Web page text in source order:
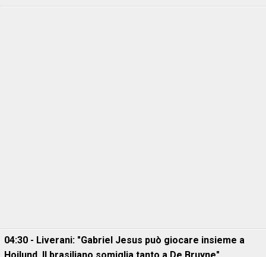
04:30 - Liverani: "Gabriel Jesus può giocare insieme a